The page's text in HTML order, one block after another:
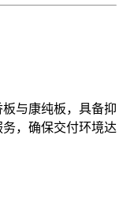
与康纯板，具备抑
，确保交付环境达